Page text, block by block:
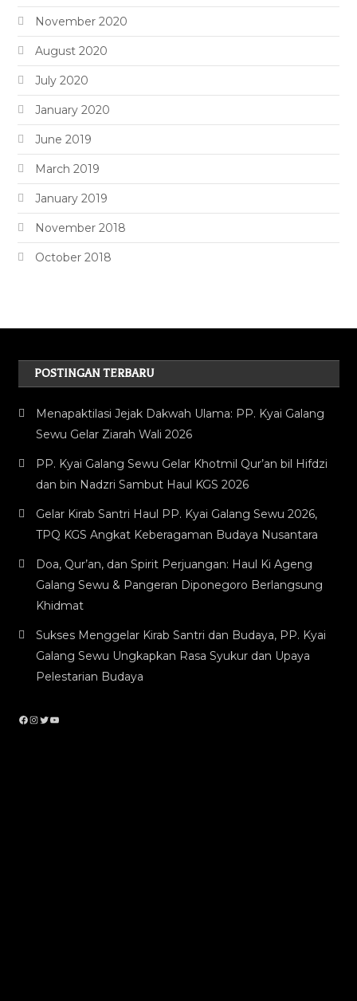
November 2020
August 2020
July 2020
January 2020
June 2019
March 2019
January 2019
November 2018
October 2018
POSTINGAN TERBARU
Menapaktilasi Jejak Dakwah Ulama: PP. Kyai Galang
Sewu Gelar Ziarah Wali 2026
PP. Kyai Galang Sewu Gelar Khotmil Qur’an bil Hifdzi
dan bin Nadzri Sambut Haul KGS 2026
Gelar Kirab Santri Haul PP. Kyai Galang Sewu 2026,
TPQ KGS Angkat Keberagaman Budaya Nusantara
Doa, Qur’an, dan Spirit Perjuangan: Haul Ki Ageng
Galang Sewu & Pangeran Diponegoro Berlangsung
Khidmat
Sukses Menggelar Kirab Santri dan Budaya, PP. Kyai
Galang Sewu Ungkapkan Rasa Syukur dan Upaya
Pelestarian Budaya
Facebook
Instagram
Twitter
YouTube